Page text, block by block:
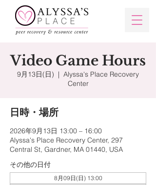
Video Game Hours
9月13日(日)
  |
Alyssa's Place Recovery
Center
日時・場所
2026年9月13日 13:00 – 16:00
Alyssa's Place Recovery Center, 297
Central St, Gardner, MA 01440, USA
その他の日付
8月09日(日) 13:00